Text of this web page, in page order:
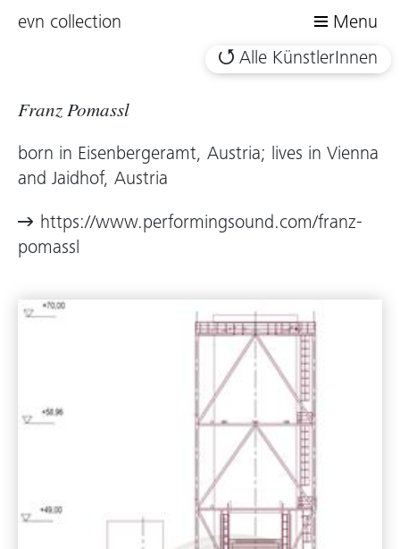
evn collection
Menu
Alle KünstlerInnen
Franz Pomassl
born in Eisenbergeramt, Austria; lives in Vienna
and Jaidhof, Austria
https://www.performingsound.com/franz-
pomassl